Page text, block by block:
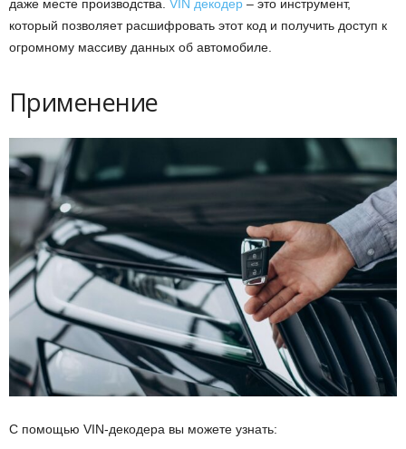
даже месте производства. VIN декодер – это инструмент,
который позволяет расшифровать этот код и получить доступ к
огромному массиву данных об автомобиле.
Применение
С помощью VIN-декодера вы можете узнать: